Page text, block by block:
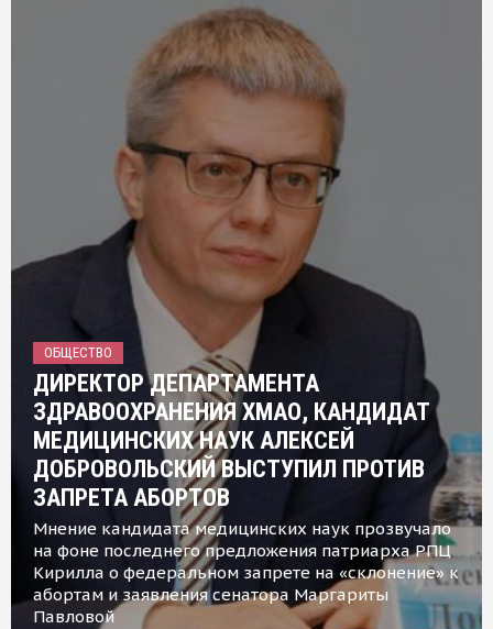
ОБЩЕСТВО
ДИРЕКТОР ДЕПАРТАМЕНТА
ЗДРАВООХРАНЕНИЯ ХМАО, КАНДИДАТ
МЕДИЦИНСКИХ НАУК АЛЕКСЕЙ
ДОБРОВОЛЬСКИЙ ВЫСТУПИЛ ПРОТИВ
ЗАПРЕТА АБОРТОВ
Мнение кандидата медицинских наук прозвучало
на фоне последнего предложения патриарха РПЦ
Кирилла о федеральном запрете на «склонение» к
абортам и заявления сенатора Маргариты
Павловой